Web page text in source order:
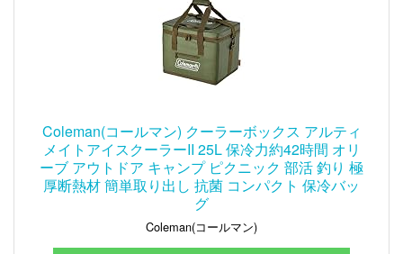
Coleman(コールマン) クーラーボックス アルティ
メイトアイスクーラーII 25L 保冷力約42時間 オリ
ーブ アウトドア キャンプ ピクニック 部活 釣り 極
厚断熱材 簡単取り出し 抗菌 コンパクト 保冷バッ
グ
Coleman(コールマン)